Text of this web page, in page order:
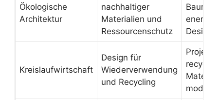
Ökologische
Architektur
nachhaltiger
Materialien und
Ressourcenschutz
Designs
Kreislaufwirtschaft
Design für
Wiederverwendung
und Recycling